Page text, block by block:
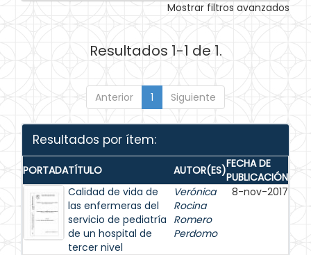
Mostrar filtros avanzados
Resultados 1-1 de 1.
Anterior 1 Siguiente
Resultados por ítem:
PORTADATÍTULO AUTOR(ES)FECHA DE
PUBLICACIÓN
Calidad de vida de
las enfermeras del
servicio de pediatría
de un hospital de
tercer nivel
Verónica
Rocina
Romero
Perdomo
8-nov-2017